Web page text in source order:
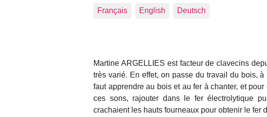
Français English Deutsch
Martine ARGELLIES est facteur de clavecins
très varié. En effet, on passe du travail du bois, à
faut apprendre au bois et au fer à chanter, et
ces sons, rajouter dans le fer électrolytique
crachaient les hauts fourneaux pour obtenir le fer